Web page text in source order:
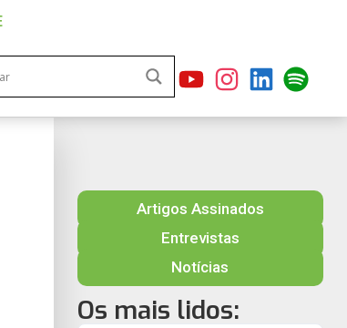
Artigos Assinados
Entrevistas
Notícias
Os mais lidos: